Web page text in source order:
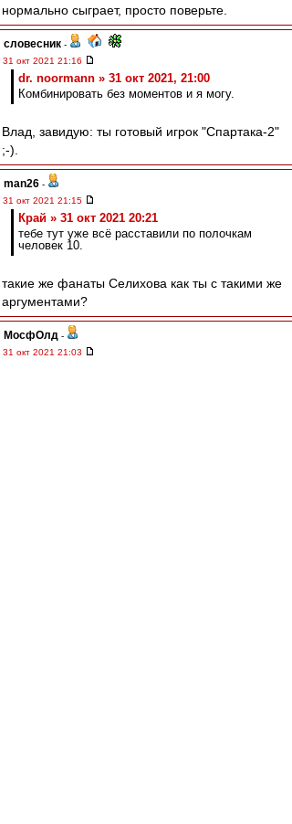
нормально сыграет, просто поверьте.
словесник -
31 окт 2021 21:16
dr. noormann » 31 окт 2021, 21:00
Комбинировать без моментов и я могу.
Влад, завидую: ты готовый игрок "Спартака-2"
;-).
man26 -
31 окт 2021 21:15
Край » 31 окт 2021 20:21
тебе тут уже всё расставили по полочкам
человек 10.
такие же фанаты Селихова как ты с такими же
аргументами?
МосфОлд -
31 окт 2021 21:03